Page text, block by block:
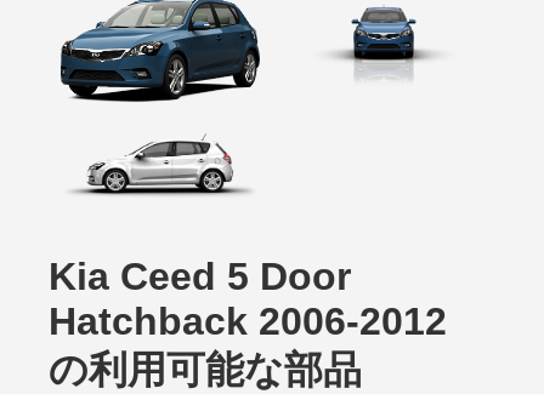
Kia Ceed 5 Door
Hatchback 2006-2012
の利用可能な部品